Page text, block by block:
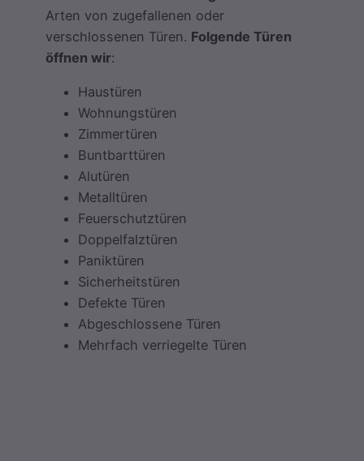
Arten von zugefallenen oder
verschlossenen Türen. Folgende Türen
öffnen wir:
Haustüren
Wohnungstüren
Zimmertüren
Buntbarttüren
Alutüren
Metalltüren
Feuerschutztüren
Doppelfalztüren
Paniktüren
Sicherheitstüren
Defekte Türen
Abgeschlossene Türen
Mehrfach verriegelte Türen